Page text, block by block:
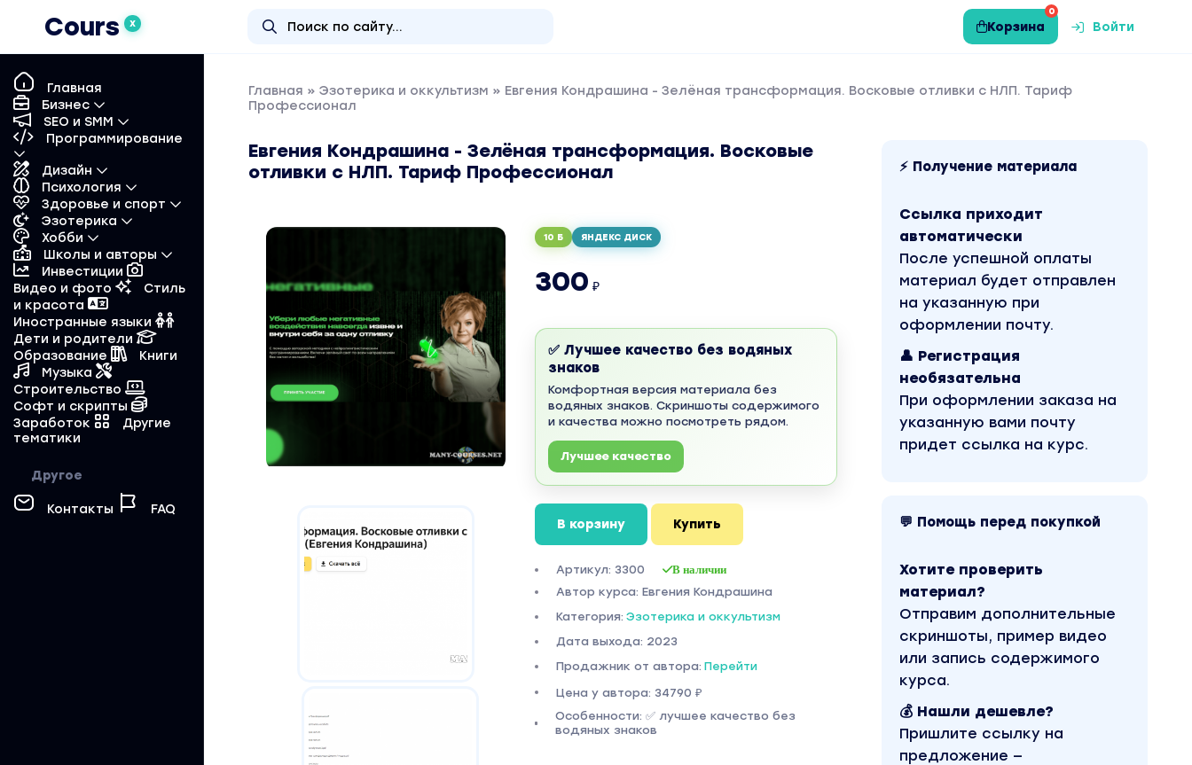
Cours X
0
Корзина Войти
Главная
Бизнес
SEO и SMM
Программирование
Дизайн
Психология
Здоровье и спорт
Эзотерика
Хобби
Школы и авторы
Инвестиции
Видео и фото
Стиль
и красота
Иностранные языки
Дети и родители
Образование
Книги
Музыка
Строительство
Софт и скрипты
Заработок
Другие
тематики
Другое
Контакты FAQ
Главная » Эзотерика и оккультизм » Евгения Кондрашина - Зелёная трансформация. Восковые отливки с НЛП. Тариф
Профессионал
Евгения Кондрашина - Зелёная трансформация. Восковые
отливки с НЛП. Тариф Профессионал
10 Б ЯНДЕКС ДИСК
300 ₽
✅ Лучшее качество без водяных
знаков
Комфортная версия материала без
водяных знаков. Скриншоты содержимого
и качества можно посмотреть рядом.
Лучшее качество
В корзину Купить
Артикул: 3300 В наличии
Автор курса: Евгения Кондрашина
Категория: Эзотерика и оккультизм
Дата выхода: 2023
Продажник от автора: Перейти
Цена у автора: 34790 ₽
Особенности: ✅ лучшее качество без
водяных знаков
⚡ Получение материала
Ссылка приходит
автоматически
После успешной оплаты
материал будет отправлен
на указанную при
оформлении почту.
👤 Регистрация
необязательна
При оформлении заказа на
указанную вами почту
придет ссылка на курс.
💬 Помощь перед покупкой
Хотите проверить
материал?
Отправим дополнительные
скриншоты, пример видео
или запись содержимого
курса.
💰 Нашли дешевле?
Пришлите ссылку на
предложение —